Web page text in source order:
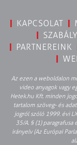
KAPCSOLAT
PARTNEREINK
Az ezen a weboldalon
video anyagok vagy
Hetek.hu Kft. minden
tartalom szöveg- és
jogról szóló 1999. évi
35/A. § (1)
irányelv (Az Európai